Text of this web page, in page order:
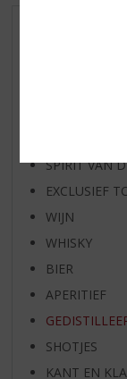
SPIRIT VAN
EXCLUSIEF
WIJN
WHISKY
BIER
APERITIEF
SHOTJES
KANT EN